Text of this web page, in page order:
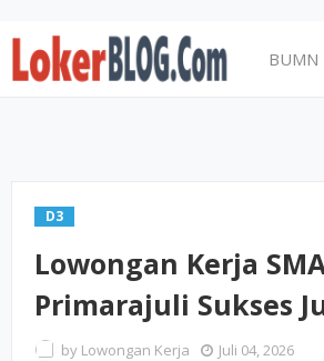
BUMN
D3
Lowongan Kerja
Primarajuli Sukses
by Lowongan Kerja Juli 04, 2026